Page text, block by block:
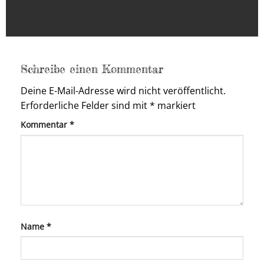
Schreibe einen Kommentar
Deine E-Mail-Adresse wird nicht veröffentlicht.
Erforderliche Felder sind mit* markiert
Kommentar *
Name *